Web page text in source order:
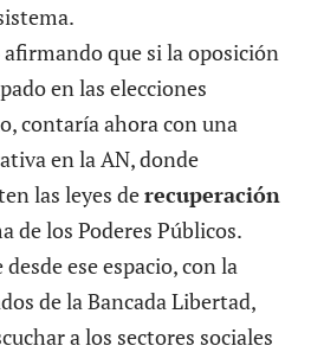
que si la oposición
en las elecciones
contaría ahora con una
en la AN, donde
las leyes derecuperación
de los Poderes Públicos.
ese espacio, con la
de la Bancada Libertad,
a los sectores sociales